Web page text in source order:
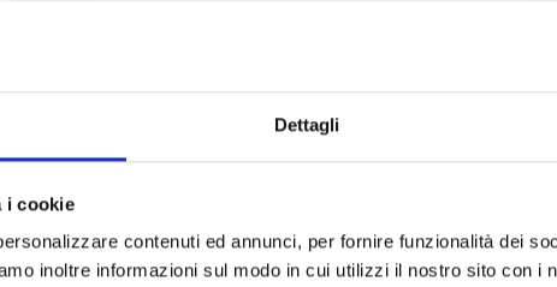
Dettagli
i cookie
contenuti ed annunci, per fornire funzionalità dei
inoltre informazioni sul modo in cui utilizzi il nostro sito con i